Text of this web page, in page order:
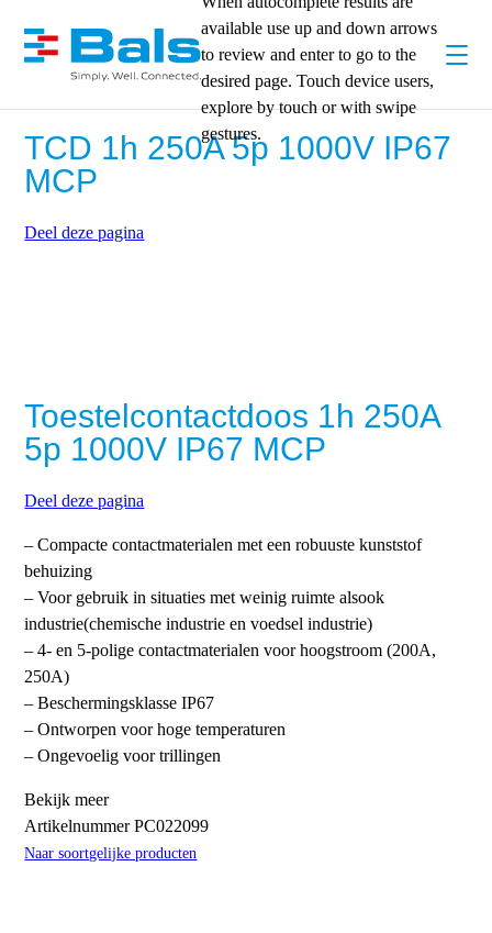
available use up and down arrows
to review and enter to go to the
desired page. Touch device users,
explore by touch or with swipe
gestures.
TCD 1h 250A 5p 1000V IP67
MCP
Deel deze pagina
Toestelcontactdoos 1h 250A
5p 1000V IP67 MCP
Deel deze pagina
– Compacte contactmaterialen met een robuuste kunststof
behuizing
– Voor gebruik in situaties met weinig ruimte alsook
industrie(chemische industrie en voedsel industrie)
– 4- en 5-polige contactmaterialen voor hoogstroom (200A,
250A)
– Beschermingsklasse IP67
– Ontworpen voor hoge temperaturen
– Ongevoelig voor trillingen
Bekijk meer
ArtikelnummerPC022099
Naar soortgelijke producten